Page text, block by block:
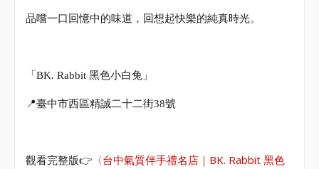
品嚐一口回憶中的味道，回想起快樂的純真時光。
「 BK. Rabbit 黑色小白兔」
📍臺中市西區精誠二十二街38號
觀看完整版👉 〈台中氣質伴手禮名店｜BK. Rabbit 黑色